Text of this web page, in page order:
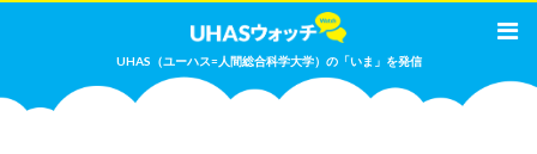
UHAS（ユーハス=人間総合科学大学）の「いま」を発信